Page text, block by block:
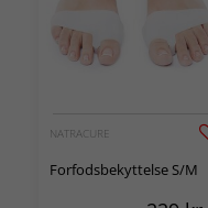
NATRACURE
Forfodsbekyttelse S/M